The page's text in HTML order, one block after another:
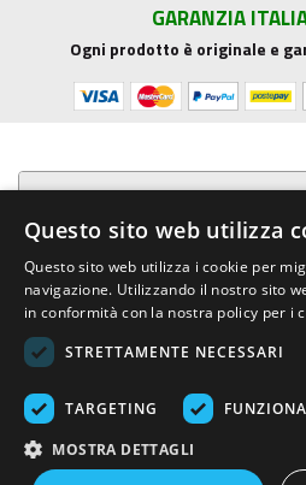
GARANZIA
Ogni prodotto è originale e
Presentazione aziendale
Acquista su R.G. Sound
Trasparenza e sicurezza
Area Clienti
R.G. Sound di Rosini Guido
- Tel. e Fax (+39) 0577.716097 -
Questo sito web utilizza
Questo sito web utilizza i cookie per
navigazione. Utilizzando il nostro sito
in conformità con la nostra policy per i
STRETTAMENTE NECESSARI
TARGETING
MOSTRA DETTAGLI